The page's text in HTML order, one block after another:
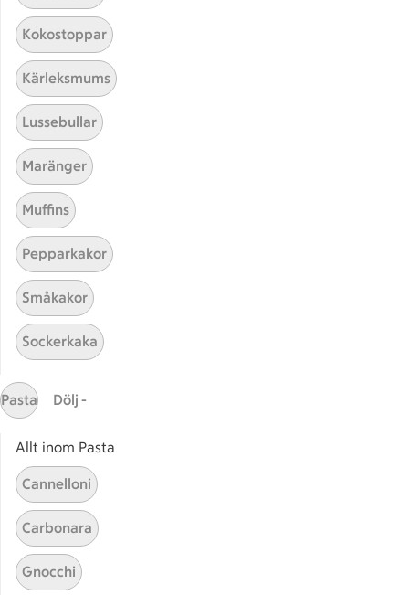
Glass
Här hittar du alla goda recept du har sparat och
Sidfot
Start
Få snabbt svar
FAQ
Kokostoppar
Kärleksmums
Lussebullar
Maränger
Muffins
Pepparkakor
Småkakor
Sockerkaka
Pasta Dölj -
Allt inom Pasta
Cannelloni
Carbonara
Gnocchi